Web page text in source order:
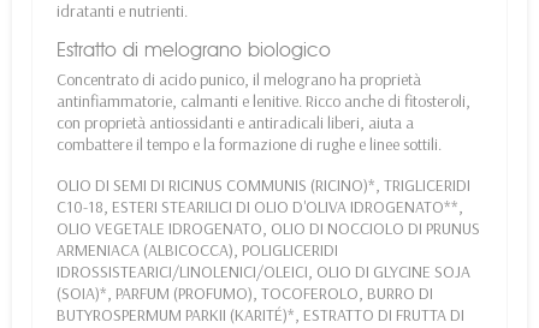
idratanti e nutrienti.
Estratto di melograno biologico
Concentrato di acido punico, il melograno ha proprietà
antinfiammatorie, calmanti e lenitive. Ricco anche di fitosteroli,
con proprietà antiossidanti e antiradicali liberi, aiuta a
combattere il tempo e la formazione di rughe e linee sottili.
OLIO DI SEMI DI RICINUS COMMUNIS (RICINO)*, TRIGLICERIDI
C10-18, ESTERI STEARILICI DI OLIO D'OLIVA IDROGENATO**,
OLIO VEGETALE IDROGENATO, OLIO DI NOCCIOLO DI PRUNUS
ARMENIACA (ALBICOCCA), POLIGLICERIDI
IDROSSISTEARICI/LINOLENICI/OLEICI, OLIO DI GLYCINE SOJA
(SOIA)*, PARFUM (PROFUMO), TOCOFEROLO, BURRO DI
BUTYROSPERMUM PARKII (KARITÉ)*, ESTRATTO DI FRUTTA DI